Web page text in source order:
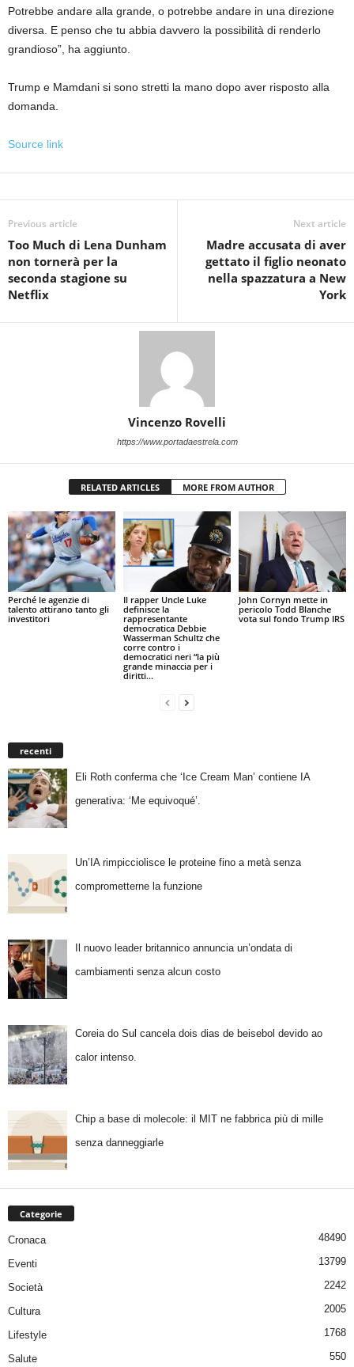
Potrebbe andare alla grande, o potrebbe andare in una direzione
diversa. E penso che tu abbia davvero la possibilità di renderlo
grandioso”, ha aggiunto.
Trump e Mamdani si sono stretti la mano dopo aver risposto alla
domanda.
Source link
Previous article
Too Much di Lena Dunham
non tornerà per la
seconda stagione su
Netflix
Next article
Madre accusata di aver
gettato il figlio neonato
nella spazzatura a New
York
Vincenzo Rovelli
https://www.portadaestrela.com
RELATED ARTICLES MORE FROM AUTHOR
Perché le agenzie di
talento attirano tanto gli
investitori
Il rapper Uncle Luke
definisce la
rappresentante
democratica Debbie
Wasserman Schultz che
corre contro i
democratici neri “la più
grande minaccia per i
diritti...
John Cornyn mette in
pericolo Todd Blanche
vota sul fondo Trump IRS
recenti
Eli Roth conferma che ‘Ice Cream Man’ contiene IA
generativa: ‘Me equivoqué’.
Un’IA rimpicciolisce le proteine fino a metà senza
comprometterne la funzione
Il nuovo leader britannico annuncia un’ondata di
cambiamenti senza alcun costo
Coreia do Sul cancela dois dias de beisebol devido ao
calor intenso.
Chip a base di molecole: il MIT ne fabbrica più di mille
senza danneggiarle
Categorie
Cronaca 48490
Eventi 13799
Società 2242
Cultura 2005
Lifestyle 1768
Salute 550